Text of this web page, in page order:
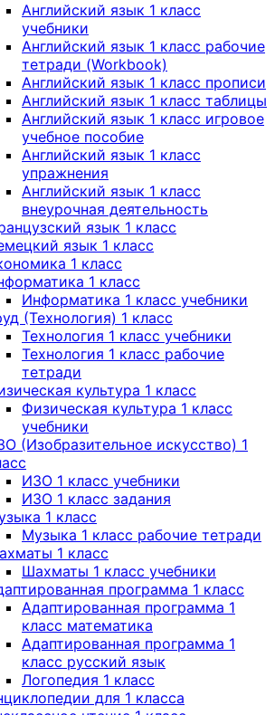
Английский язык 1 класс
учебники
Английский язык 1 класс рабочие
тетради (Workbook)
Английский язык 1 класс прописи
Английский язык 1 класс таблицы
Английский язык 1 класс игровое
учебное пособие
Английский язык 1 класс
упражнения
Английский язык 1 класс
внеурочная деятельность
язык 1 класс
язык 1 класс
1 класс
1 класс
Информатика 1 класс учебники
(Технология) 1 класс
Технология 1 класс учебники
Технология 1 класс рабочие
тетради
культура 1 класс
Физическая культура 1 класс
учебники
(Изобразительное искусство) 1
ИЗО 1 класс учебники
ИЗО 1 класс задания
1 класс
Музыка 1 класс рабочие тетради
1 класс
Шахматы 1 класс учебники
программа 1 класс
Адаптированная программа 1
класс математика
Адаптированная программа 1
класс русский язык
Логопедия 1 класс
для 1 класса